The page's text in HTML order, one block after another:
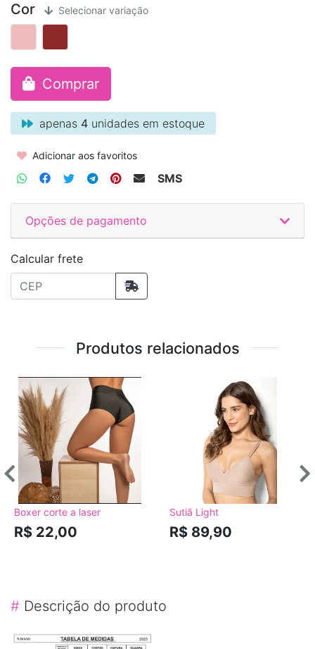
Cor Selecionar variação
Comprar
apenas 4 unidades em estoque
Adicionar aos favoritos
SMS
Opções de pagamento
Calcular frete
Produtos relacionados
Boxer corte a laser
R$ 22,00
Sutiã Light
R$ 89,90
# Descrição do produto